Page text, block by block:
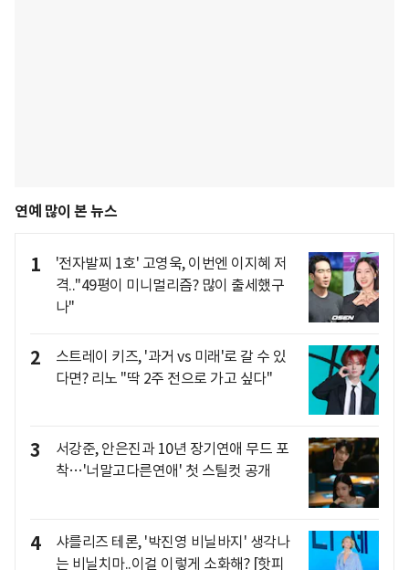
연예 많이 본 뉴스
1
'전자발찌 1호' 고영욱, 이번엔 이지혜 저
격.."49평이 미니멀리즘? 많이 출세했구
나"
2
스트레이 키즈, '과거 vs 미래'로 갈 수 있
다면? 리노 "딱 2주 전으로 가고 싶다"
3
서강준, 안은진과 10년 장기연애 무드 포
착…'너말고다른연애' 첫 스틸컷 공개
4
샤를리즈 테론, '박진영 비닐바지' 생각나
는 비닐치마..이걸 이렇게 소화해? [핫피